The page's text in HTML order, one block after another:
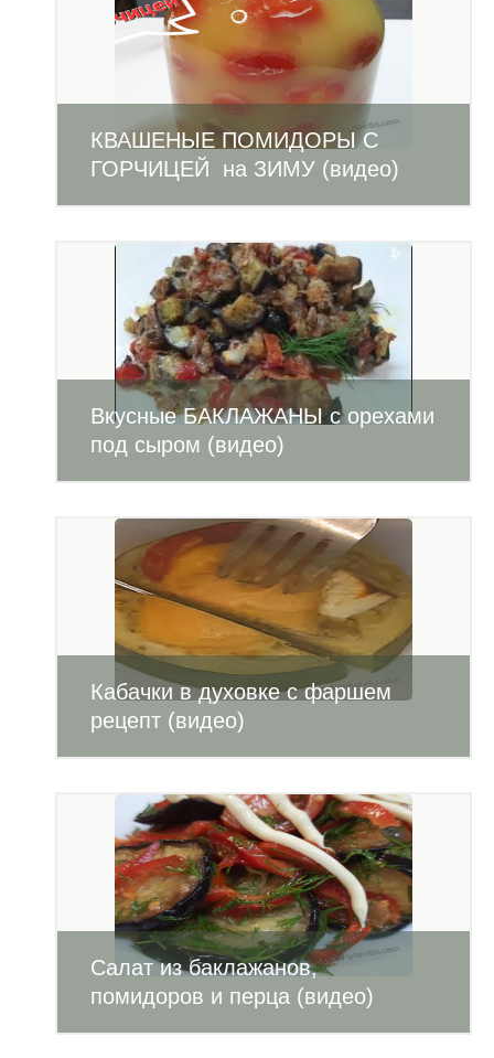
КВАШЕНЫЕ ПОМИДОРЫ С
ГОРЧИЦЕЙ на ЗИМУ (видео)
Вкусные БАКЛАЖАНЫ с орехами
под сыром (видео)
Кабачки в духовке с фаршем
рецепт (видео)
Салат из баклажанов,
помидоров и перца (видео)